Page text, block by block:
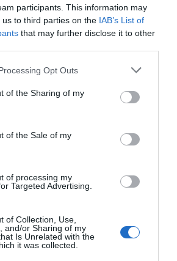
participants. This information may
to third parties on the IAB’s List of
that may further disclose it to other
website/app uses one or more Google
or usage behaviour. You may click to
to Google and its third-party tags to
specified purposes in below Google
Opt Outs
of the Sharing of my
of the Sale of my
of processing my
Targeted Advertising.
of Collection, Use,
and/or Sharing of my
Is Unrelated with the
it was collected.
ΣΧΟΛΙΑ